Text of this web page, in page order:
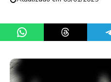
Share on WhatsApp
Share on